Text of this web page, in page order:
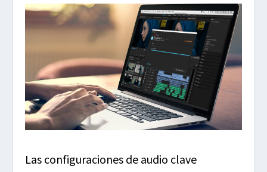
Las configuraciones de audio clave